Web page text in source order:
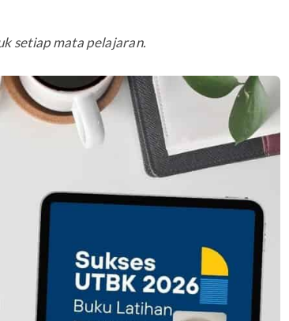
setiap mata pelajaran.